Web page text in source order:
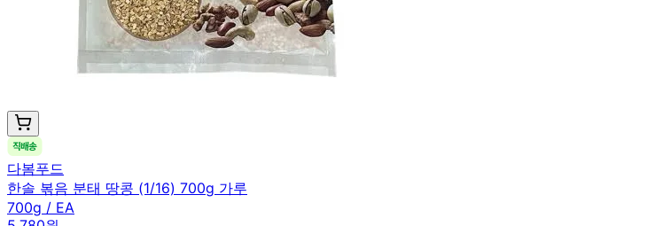
다봄푸드
한솔 볶음 분태 땅콩 (1/16) 700g 가루
700g / EA